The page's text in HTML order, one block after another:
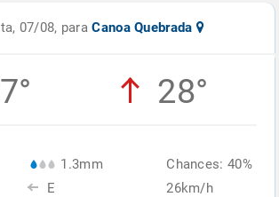
07/08, paraCanoa Quebrada
28°
1.3mm
E
Chances: 40%
26km/h